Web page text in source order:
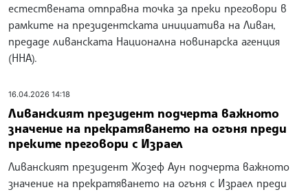
естествената отправна точка за преки преговори в
рамките на президентската инициатива на Ливан,
предаде ливанската Национална новинарска агенция
(ННА).
16.04.2026 14:18
Ливанският президент подчерта важното
значение на прекратяването на огъня преди
преките преговори с Израел
Ливанският президент Жозеф Аун подчерта важното
значение на прекратяването на огъня с Израел преди